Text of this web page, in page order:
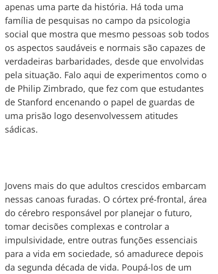
apenas uma parte da história. Há toda uma
família de pesquisas no campo da psicologia
social que mostra que mesmo pessoas sob todos
os aspectos saudáveis e normais são capazes de
verdadeiras barbaridades, desde que envolvidas
pela situação. Falo aqui de experimentos como o
de Philip Zimbrado, que fez com que estudantes
de Stanford encenando o papel de guardas de
uma prisão logo desenvolvessem atitudes
sádicas.
Jovens mais do que adultos crescidos embarcam
nessas canoas furadas. O córtex pré-frontal, área
do cérebro responsável por planejar o futuro,
tomar decisões complexas e controlar a
impulsividade, entre outras funções essenciais
para a vida em sociedade, só amadurece depois
da segunda década de vida. Poupá-los de um